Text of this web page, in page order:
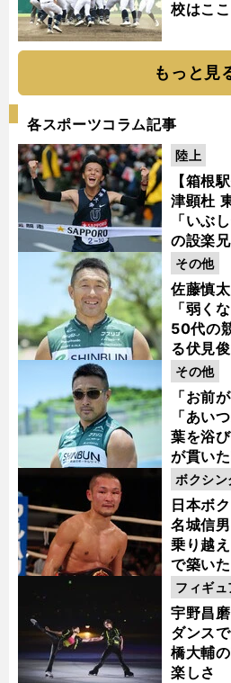
校はここ
もっと見
各スポーツコラム記事
【箱根
津顕杜
「いぶ
の設楽
金栗杯に
陸上
佐藤慎
「弱く
50代の
る伏見
その他
「お前
「あい
葉を浴
が貫い
その他
日本ボ
名城信
乗り越
で築い
ボクシン
宇野昌
ダンス
橋大輔
楽しさ
フィギュ